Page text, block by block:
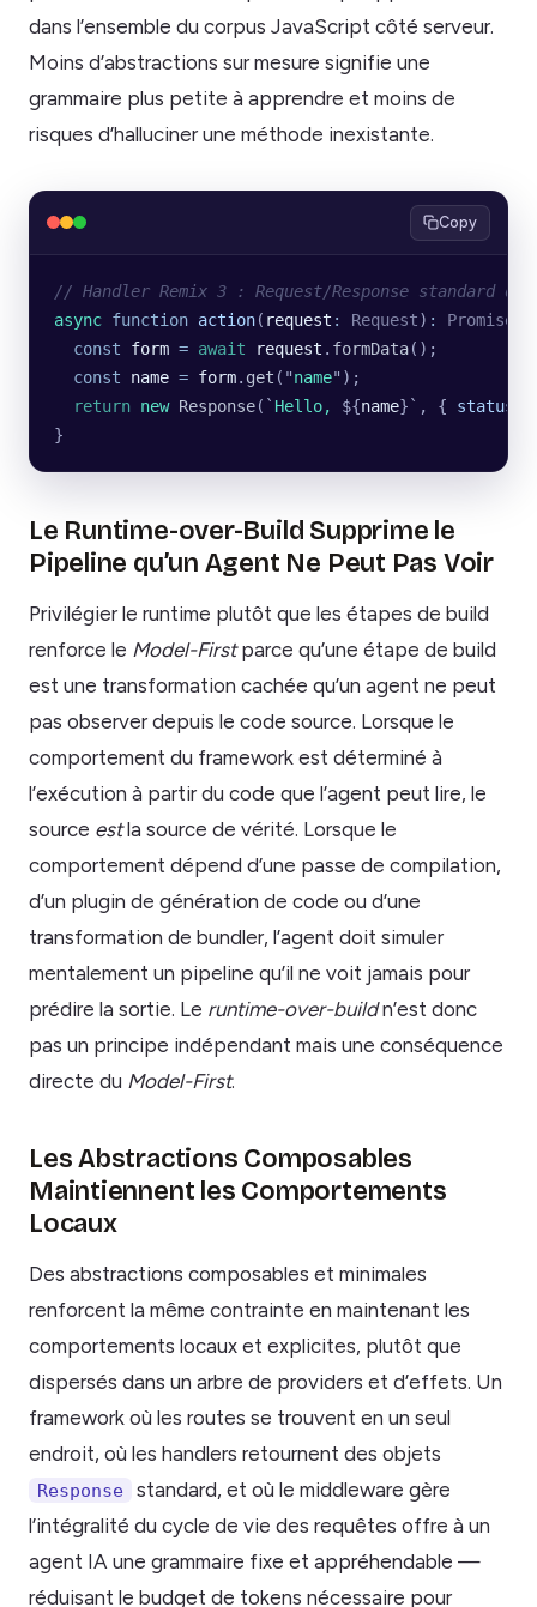
dans l’ensemble du corpus JavaScript côté serveur.
Moins d’abstractions sur mesure signifie une
grammaire plus petite à apprendre et moins de
risques d’halluciner une méthode inexistante.
Copy
// Handler Remix 3 : Request/Response standard
async function action( request : Request) : Promise
  const
form = await request . formData();
  const
name = form. get ( "name" );
  return
new Response( ` Hello, ${name}` , { status
}
Le Runtime-over-Build Supprime le
Pipeline qu’un Agent Ne Peut Pas Voir
Privilégier le runtime plutôt que les étapes de build
renforce le Model-Firstparce qu’une étape de build
est une transformation cachée qu’un agent ne peut
pas observer depuis le code source. Lorsque le
comportement du framework est déterminé à
l’exécution à partir du code que l’agent peut lire, le
source estla source de vérité. Lorsque le
comportement dépend d’une passe de compilation,
d’un plugin de génération de code ou d’une
transformation de bundler, l’agent doit simuler
mentalement un pipeline qu’il ne voit jamais pour
prédire la sortie. Le runtime-over-buildn’est donc
pas un principe indépendant mais une conséquence
directe du Model-First.
Les Abstractions Composables
Maintiennent les Comportements
Locaux
Des abstractions composables et minimales
renforcent la même contrainte en maintenant les
comportements locaux et explicites, plutôt que
dispersés dans un arbre de providers et d’effets. Un
framework où les routes se trouvent en un seul
endroit, où les handlers retournent des objets
Response
standard, et où le middleware gère
l’intégralité du cycle de vie des requêtes offre à un
agent IA une grammaire fixe et appréhendable —
réduisant le budget de tokens nécessaire pour